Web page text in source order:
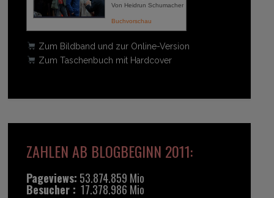
Von Heidrun Schumacher
Buchvorschau
Zum Bildband und zur Online-Version
Zum Taschenbuch mit Hardcover
ZAHLEN AB BLOGBEGINN 2011:
Pageviews: 53.874.859 Mio
Besucher : 17.378.986 Mio